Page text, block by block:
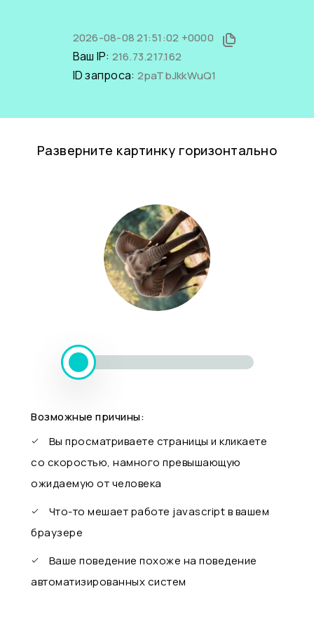
2026-08-08 21:51:02 +0000
Ваш IP: 216.73.217.162
ID запроса: 2paTbJkkWuQ1
Разверните картинку горизонтально
Возможные причины:
Вы просматриваете страницы и кликаете
со скоростью, намного превышающую
ожидаемую от человека
Что-то мешает работе javascript в вашем
браузере
Ваше поведение похоже на поведение
автоматизированных систем